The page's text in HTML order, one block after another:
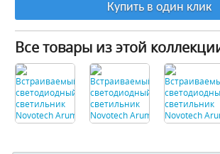
Купить в один клик
Все товары из этой